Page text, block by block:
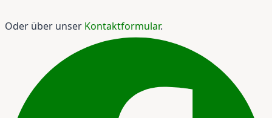
Oder über unser Kontaktformular.